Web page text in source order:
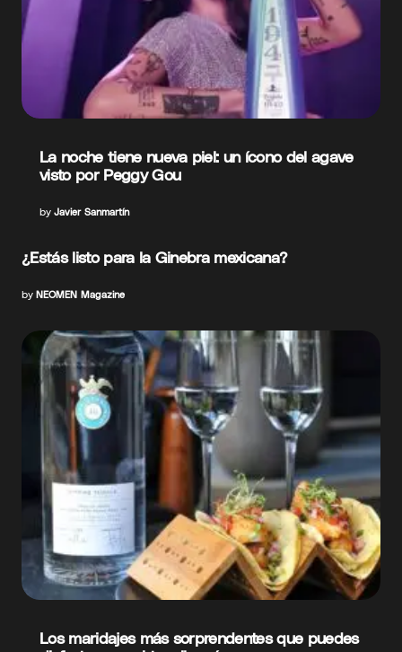
La noche tiene nueva piel: un ícono del agave
visto por Peggy Gou
by Javier Sanmartín
¿Estás listo para la Ginebra mexicana?
by NEOMEN Magazine
Los maridajes más sorprendentes que puedes